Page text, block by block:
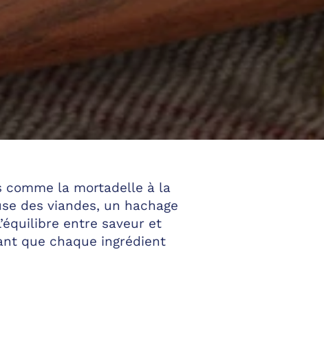
comme la mortadelle à la
des viandes, un hachage
entre saveur et
que chaque ingrédient